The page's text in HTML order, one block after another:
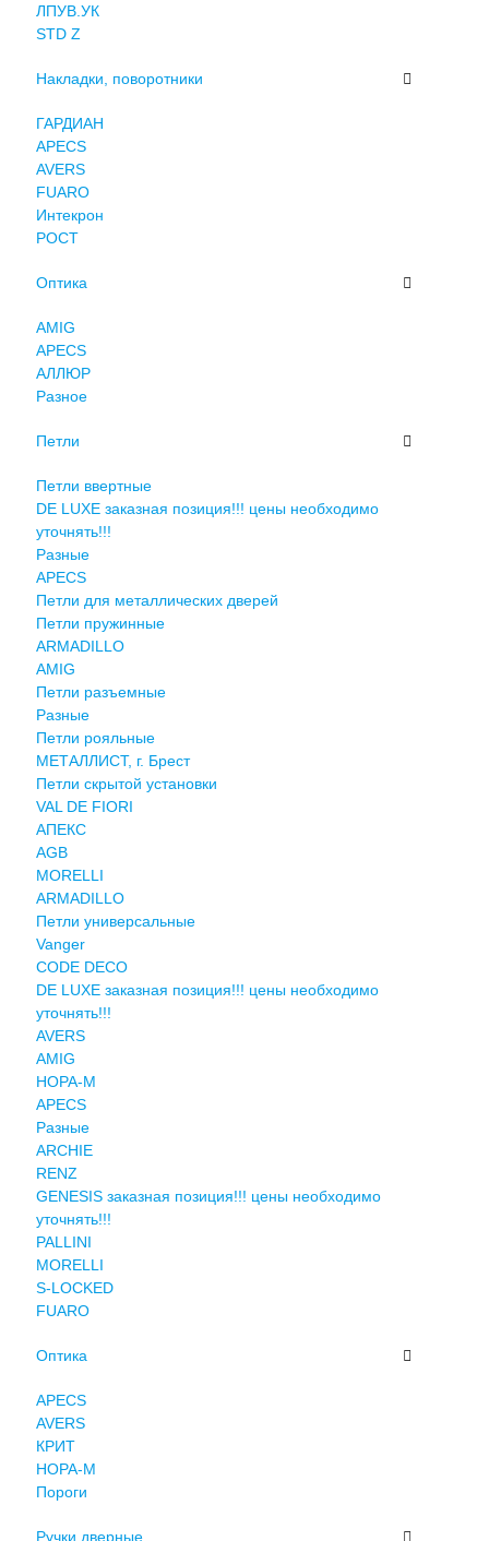
ЛПУВ.УК
STD Z
Накладки, поворотники
ГАРДИАН
APECS
AVERS
FUARO
Интекрон
РОСТ
Оптика
AMIG
APECS
АЛЛЮР
Разное
Петли
Петли ввертные
DE LUXE заказная позиция!!! цены необходимо
уточнять!!!
Разные
APECS
Петли для металлических дверей
Петли пружинные
ARMADILLO
AMIG
Петли разъемные
Разные
Петли рояльные
МЕТАЛЛИСТ, г. Брест
Петли скрытой установки
VAL DE FIORI
АПЕКС
AGB
MORELLI
ARMADILLO
Петли универсальные
Vanger
CODE DECO
DE LUXE заказная позиция!!! цены необходимо
уточнять!!!
AVERS
AMIG
НОРА-М
APECS
Разные
ARCHIE
RENZ
GENESIS заказная позиция!!! цены необходимо
уточнять!!!
PALLINI
MORELLI
S-LOCKED
FUARO
Оптика
APECS
AVERS
КРИТ
НОРА-М
Пороги
Ручки дверные